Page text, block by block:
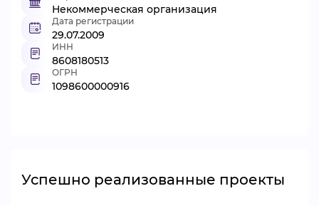
Некоммерческая организация
Дата регистрации
29.07.2009
ИНН
8608180513
ОГРН
1098600000916
Успешно реализованные проекты